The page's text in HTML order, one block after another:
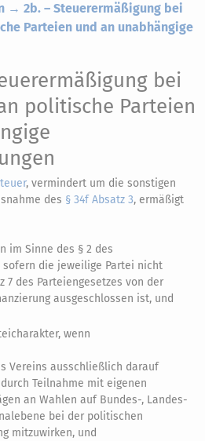
→ 2b. – Steuerermäßigung bei
Parteien und an unabhängige
bei
politische Parteien
, vermindert um die sonstigen
des § 34f Absatz 3, ermäßigt
im Sinne des § 2 des
sofern die jeweilige Partei nicht
7 des Parteiengesetzes von der
ausgeschlossen ist, und
wenn
Vereins ausschließlich darauf
Teilnahme mit eigenen
an Wahlen auf Bundes-, Landes-
bei der politischen
mitzuwirken, und